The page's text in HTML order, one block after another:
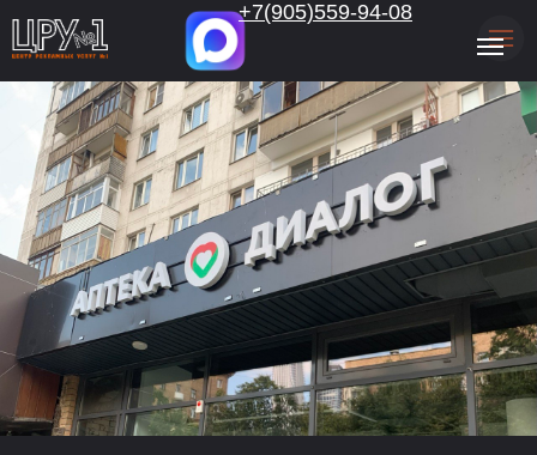
+7(905)559-94-08